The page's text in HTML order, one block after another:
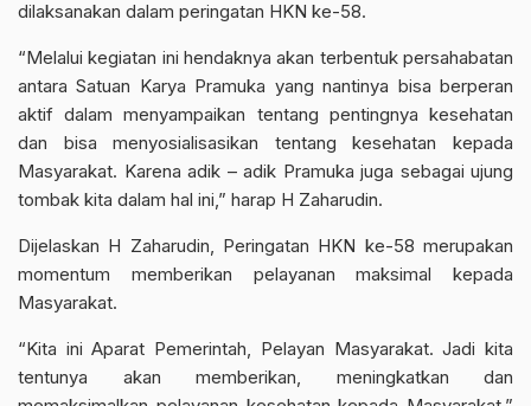
dilaksanakan dalam peringatan HKN ke-58.
“Melalui kegiatan ini hendaknya akan terbentuk persahabatan
antara Satuan Karya Pramuka yang nantinya bisa berperan
aktif dalam menyampaikan tentang pentingnya kesehatan
dan bisa menyosialisasikan tentang kesehatan kepada
Masyarakat. Karena adik – adik Pramuka juga sebagai ujung
tombak kita dalam hal ini,” harap H Zaharudin.
Dijelaskan H Zaharudin, Peringatan HKN ke-58 merupakan
momentum memberikan pelayanan maksimal kepada
Masyarakat.
“Kita ini Aparat Pemerintah, Pelayan Masyarakat. Jadi kita
tentunya akan memberikan, meningkatkan dan